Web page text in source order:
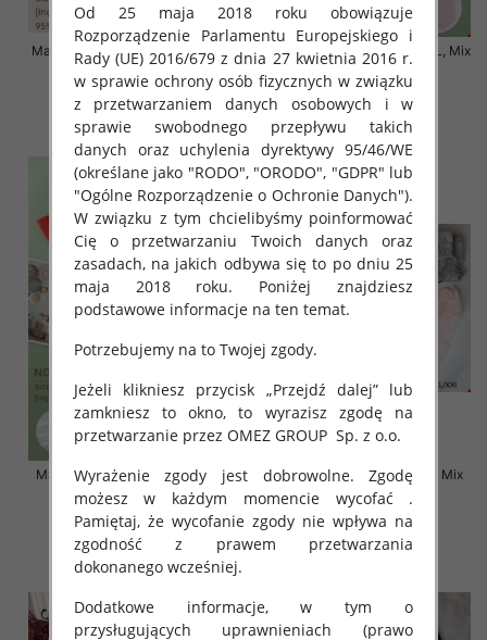
Majtki damskie Roz 4XL-5XL, Mix
kolor Paczka 24 szt
8.00 zł
szczegóły
Majtki damskie Roz 4XL-6XL, Mix
kolor Paczka 24 szt
8.00 zł
szczegóły
Majtki damskie Roz XL-2XL, Mix
kolor Paczka 24 szt
6.00 zł
szczegóły
Majtki damskie Roz S-2XL, Mix
kolor Paczka 24 szt
5.80 zł
szczegóły
Od 25 maja 2018 roku obowiązuje
Rozporządzenie Parlamentu Europejskiego i
Rady (UE) 2016/679 z dnia 27 kwietnia 2016 r.
w sprawie ochrony osób fizycznych w związku
z przetwarzaniem danych osobowych i w
sprawie swobodnego przepływu takich
danych oraz uchylenia dyrektywy 95/46/WE
(określane jako "RODO", "ORODO", "GDPR" lub
"Ogólne Rozporządzenie o Ochronie Danych").
W związku z tym chcielibyśmy poinformować
Cię o przetwarzaniu Twoich danych oraz
zasadach, na jakich odbywa się to po dniu 25
maja 2018 roku. Poniżej znajdziesz
podstawowe informacje na ten temat.
Potrzebujemy na to Twojej zgody.
Jeżeli klikniesz przycisk „Przejdź dalej” lub
zamkniesz to okno, to wyrazisz zgodę na
przetwarzanie przez OMEZ GROUP Sp. z o.o.
Wyrażenie zgody jest dobrowolne. Zgodę
możesz w każdym momencie wycofać .
Pamiętaj, że wycofanie zgody nie wpływa na
zgodność z prawem przetwarzania
dokonanego wcześniej.
Dodatkowe informacje, w tym o
przysługujących uprawnieniach (prawo